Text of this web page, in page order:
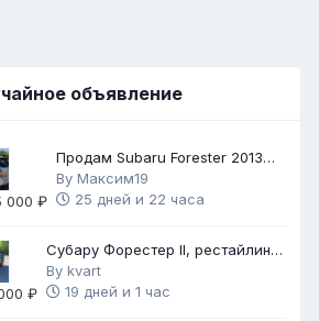
объявление
000 ₽
Продам Subaru Forester 2013
2.5 171
By Максим19
25 дней и 22 часа
₽
Субару Форестер II, рестайлинг
2006, 2,5 АТ, автомат
By kvart
19 дней и 1 час